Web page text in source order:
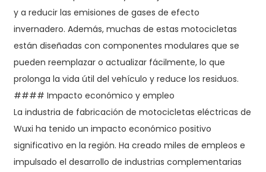
y a reducir las emisiones de gases de efecto
invernadero. Además, muchas de estas motocicletas
están diseñadas con componentes modulares que se
pueden reemplazar o actualizar fácilmente, lo que
prolonga la vida útil del vehículo y reduce los residuos.
#### Impacto económico y empleo
La industria de fabricación de motocicletas eléctricas de
Wuxi ha tenido un impacto económico positivo
significativo en la región. Ha creado miles de empleos e
impulsado el desarrollo de industrias complementarias